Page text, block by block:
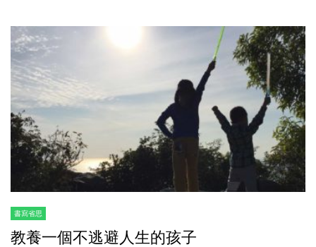
書寫省思
教養一個不逃避人生的孩子